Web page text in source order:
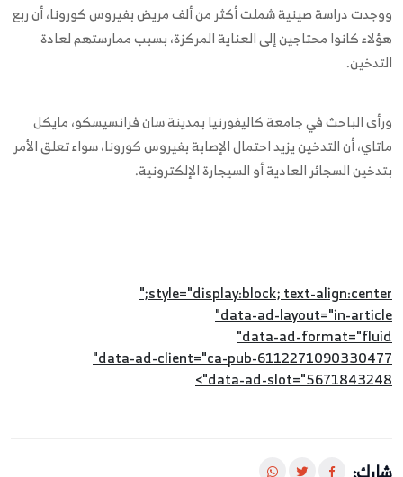
ووجدت دراسة صينية شملت أكثر من ألف مريض بفيروس كورونا، أن ربع
هؤلاء كانوا محتاجين إلى العناية المركزة، بسبب ممارستهم لعادة
التدخين.
ورأى الباحث في جامعة كاليفورنيا بمدينة سان فرانسيسكو، مايكل
ماتاي، أن التدخين يزيد احتمال الإصابة بفيروس كورونا، سواء تعلق الأمر
بتدخين السجائر العادية أو السيجارة الإلكترونية.
style="display:block; text-align:center;"
data-ad-layout="in-article"
data-ad-format="fluid"
data-ad-client="ca-pub-6112271090330477"
data-ad-slot="5671843248">